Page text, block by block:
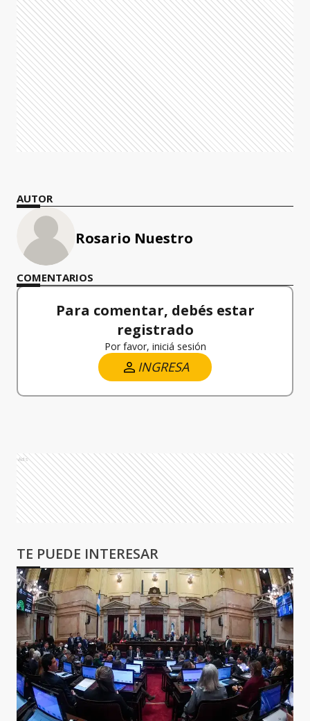
AUTOR
Rosario Nuestro
COMENTARIOS
Para comentar, debés estar
registrado
Por favor, iniciá sesión
INGRESA
Ads
TE PUEDE INTERESAR